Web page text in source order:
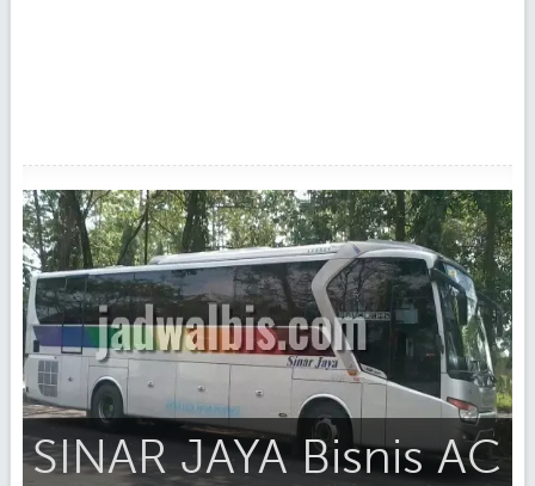
SINAR JAYA Bisnis AC